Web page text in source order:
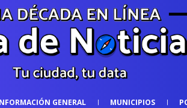
GENERAL MUNICIPIOS